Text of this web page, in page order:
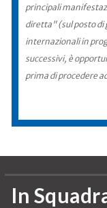
principali
diretta" (sul posto di
internazionali in
successivi, è
prima di procedere
In